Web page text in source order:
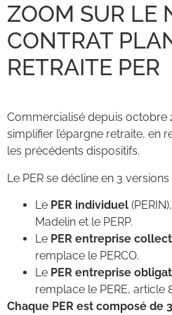
ZOOM SUR LE
CONTRAT
RETRAITE PER
Commercialisé depuis octobre
simplifier l’épargne retraite, en
les précédents dispositifs.
Le PER se décline en 3 versions
Le PER individuel
Madelin et le PERP.
Le PER entreprise
remplace le PERCO.
Le PER entreprise
remplace le PERE, article
Chaque PER est composé de